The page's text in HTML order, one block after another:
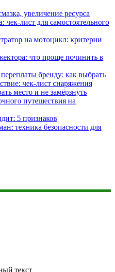
увеличение ресурса
лист для самостоятельного
на мотоцикл: критерии
что проще починить в
бренду: как выбрать
чек-лист снаряжения
место и не замёрзнуть
путешествия на
5 признаков
техника безопасности для
текст